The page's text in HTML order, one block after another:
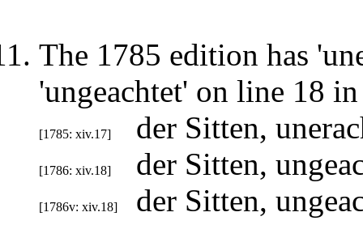
The 1785 edition has
'ungeachtet' on line 18
[1785: xiv.17] der Sitten,
[1786: xiv.18] der Sitten,
[1786v: xiv.18] der Sitten,